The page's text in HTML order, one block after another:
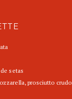
setas
prosciutto crudo